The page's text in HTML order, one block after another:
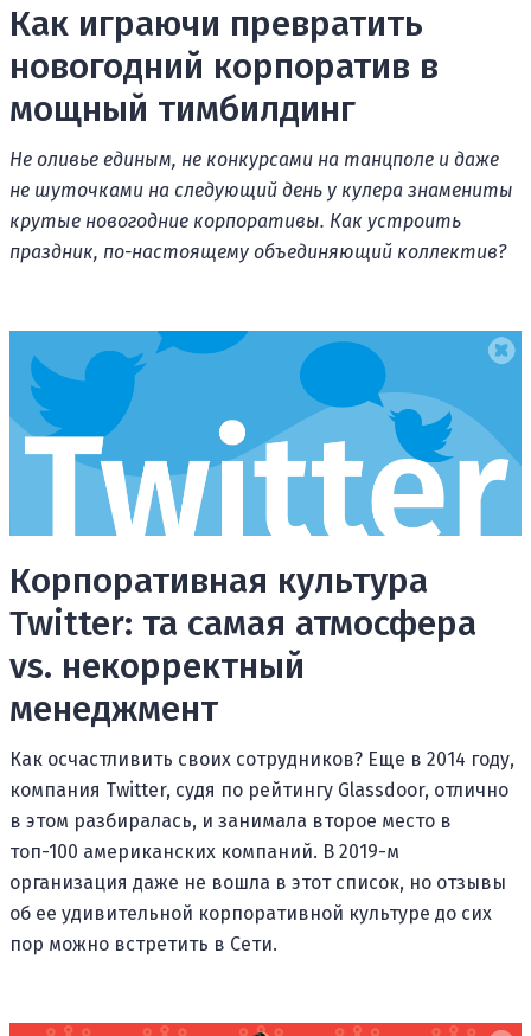
Как играючи превратить
новогодний корпоратив в
мощный тимбилдинг
Не оливье единым, не конкурсами на танцполе и даже
не шуточками на следующий день у кулера знамениты
крутые новогодние корпоративы. Как устроить
праздник, по-настоящему объединяющий коллектив?
Корпоративная культура
Twitter: та самая атмосфера
vs. некорректный
менеджмент
Как осчастливить своих сотрудников? Еще в 2014 году,
компания Twitter, судя по рейтингу Glassdoor, отлично
в этом разбиралась, и занимала второе место в
топ-100 американских компаний. В 2019-м
организация даже не вошла в этот список, но отзывы
об ее удивительной корпоративной культуре до сих
пор можно встретить в Сети.